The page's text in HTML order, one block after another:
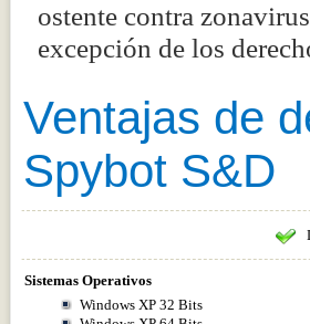
ostente contra
excepción de los
Ventajas de
Spybot S&D
Sistemas Operativos
Windows XP 32 Bits